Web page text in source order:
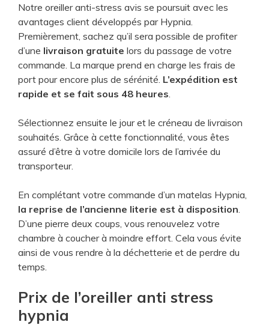
Notre oreiller anti-stress avis se poursuit avec les
avantages client développés par Hypnia.
Premièrement, sachez qu’il sera possible de profiter
d’une livraison gratuite lors du passage de votre
commande. La marque prend en charge les frais de
port pour encore plus de sérénité. L’expédition est
rapide et se fait sous 48 heures
Sélectionnez ensuite le jour et le créneau de livraison
souhaités. Grâce à cette fonctionnalité, vous êtes
assuré d’être à votre domicile lors de l’arrivée du
transporteur.
En complétant votre commande d’un matelas Hypnia,
la reprise de l’ancienne literie est à disposition
D’une pierre deux coups, vous renouvelez votre
chambre à coucher à moindre effort. Cela vous évite
ainsi de vous rendre à la déchetterie et de perdre du
temps.
Prix de l’oreiller anti stress
hypnia